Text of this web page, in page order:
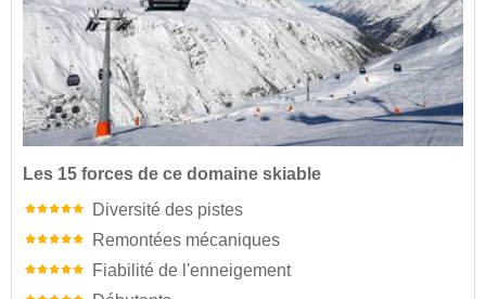
Les 15 forces de ce domaine skiable
Diversité des pistes
Remontées mécaniques
Fiabilité de l'enneigement